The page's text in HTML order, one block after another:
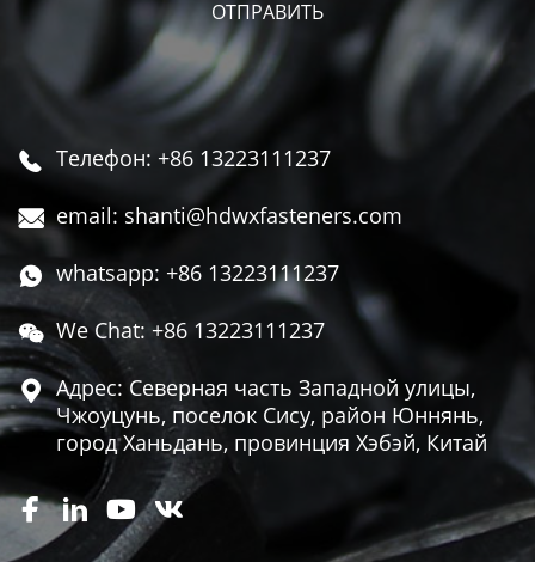
 Телефон: +86 13223111237
 email: shanti@hdwxfasteners.com
 whatsapp: +86 13223111237
 We Chat: +86 13223111237
 Адрес: Северная часть Западной улицы,
Чжоуцунь, поселок Сису, район Юннянь,
город Ханьдань, провинция Хэбэй, Китай
   